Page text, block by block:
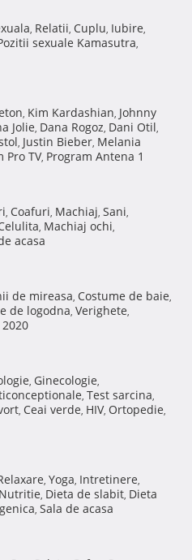
, Relatii, Cuplu, Iubire,
sexuale Kamasutra,
, Kim Kardashian, Johnny
Jolie, Dana Rogoz, Dani Otil,
, Justin Bieber, Melania
Pro TV, Program Antena 1
, Coafuri, Machiaj, Sani,
, Machiaj ochi,
acasa
de mireasa, Costume de baie,
de logodna, Verighete,
, Ginecologie,
, Test sarcina,
, Ceai verde, HIV, Ortopedie,
, Yoga, Intretinere,
Nutritie, Dieta de slabit, Dieta
, Sala de acasa